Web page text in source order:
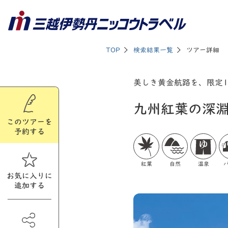
このツアーを
予約する
お気に入りに
追加する
TOP 検索結果一覧 ツアー詳細
美しき黄金航路を、限定
九州紅葉の深
紅葉 自然 温泉